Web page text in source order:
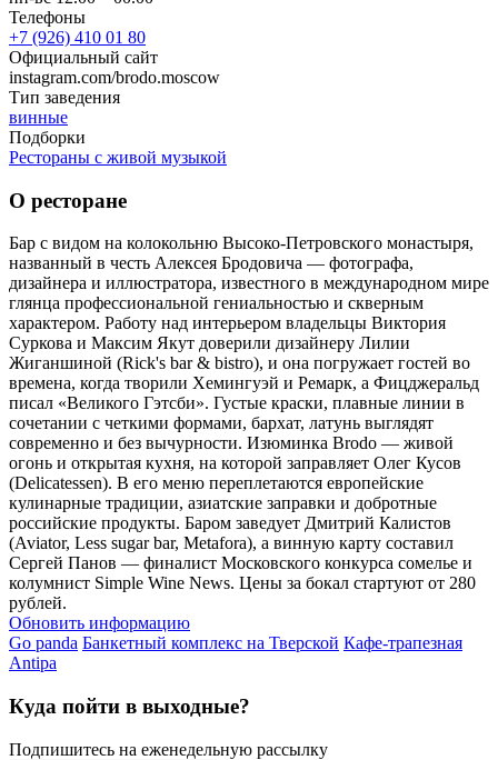
Телефоны
+7 (926) 410 01 80
Официальный сайт
instagram.com/brodo.moscow
Тип заведения
винные
Подборки
Рестораны с живой музыкой
О ресторане
Бар с видом на колокольню Высоко-Петровского монастыря,
названный в честь Алексея Бродовича — фотографа,
дизайнера и иллюстратора, известного в международном мире
глянца профессиональной гениальностью и скверным
характером. Работу над интерьером владельцы Виктория
Суркова и Максим Якут доверили дизайнеру Лилии
Жиганшиной (Rick's bar & bistro), и она погружает гостей во
времена, когда творили Хемингуэй и Ремарк, а Фицджеральд
писал «Великого Гэтсби». Густые краски, плавные линии в
сочетании с четкими формами, бархат, латунь выглядят
современно и без вычурности. Изюминка Brodo — живой
огонь и открытая кухня, на которой заправляет Олег Кусов
(Delicatessen). В его меню переплетаются европейские
кулинарные традиции, азиатские заправки и добротные
российские продукты. Баром заведует Дмитрий Калистов
(Aviator, Less sugar bar, Metafora), а винную карту составил
Сергей Панов — финалист Московского конкурса сомелье и
колумнист Simple Wine News. Цены за бокал стартуют от 280
рублей.
Обновить информацию
Go panda Банкетный комплекс на Тверской Кафе-трапезная
Antipa
Куда пойти в выходные?
Подпишитесь на еженедельную рассылку